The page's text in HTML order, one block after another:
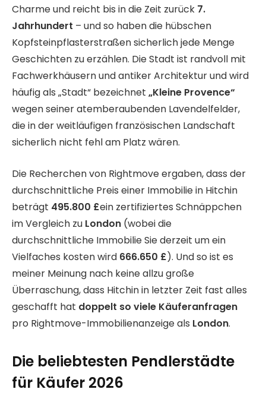
Charme und reicht bis in die Zeit zurück 7.
Jahrhundert – und so haben die hübschen
Kopfsteinpflasterstraßen sicherlich jede Menge
Geschichten zu erzählen. Die Stadt ist randvoll mit
Fachwerkhäusern und antiker Architektur und wird
häufig als „Stadt“ bezeichnet „Kleine Provence“
wegen seiner atemberaubenden Lavendelfelder,
die in der weitläufigen französischen Landschaft
sicherlich nicht fehl am Platz wären.
Die Recherchen von Rightmove ergaben, dass der
durchschnittliche Preis einer Immobilie in Hitchin
beträgt 495.800 £ein zertifiziertes Schnäppchen
im Vergleich zu London (wobei die
durchschnittliche Immobilie Sie derzeit um ein
Vielfaches kosten wird 666.650 £). Und so ist es
meiner Meinung nach keine allzu große
Überraschung, dass Hitchin in letzter Zeit fast alles
geschafft hat doppelt so viele Käuferanfragen
pro Rightmove-Immobilienanzeige als London.
Die beliebtesten Pendlerstädte
für Käufer 2026